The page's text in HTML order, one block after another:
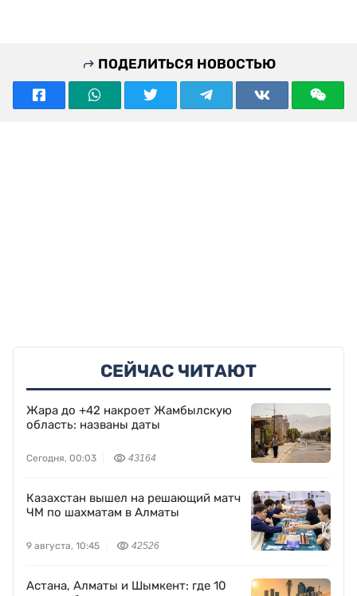
ПОДЕЛИТЬСЯ НОВОСТЬЮ
СЕЙЧАС ЧИТАЮТ
Жара до +42 накроет Жамбылскую
область: названы даты
Сегодня, 00:03 43164
Казахстан вышел на решающий матч
ЧМ по шахматам в Алматы
9 августа, 10:45 42526
Астана, Алматы и Шымкент: где 10